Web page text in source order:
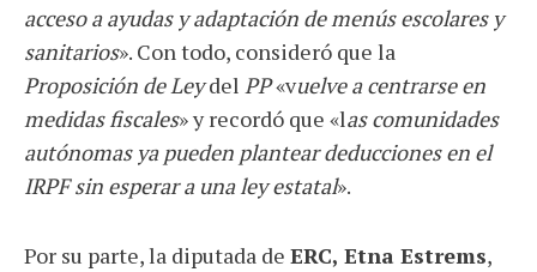
acceso a ayudas y adaptación de menús escolares y
sanitarios». Con todo, consideró que la
Proposición de Leydel PP«vuelve a centrarse en
medidas fiscales» y recordó que «las comunidades
autónomas ya pueden plantear deducciones en el
IRPF sin esperar a una ley estatal».
Por su parte, la diputada de ERC, Etna Estrems,